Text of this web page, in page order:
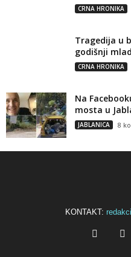
CRNA HRONIKA
Tragedija u
godišnji
CRNA HRONIKA
Na
mosta u
JABLANICA 8
KONTAKT: